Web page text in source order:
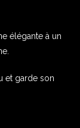
élégante à un
et garde son